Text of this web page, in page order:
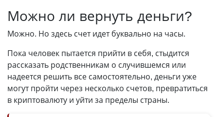
Можно ли вернуть деньги?
Можно. Но здесь счет идет буквально на часы.
Пока человек пытается прийти в себя, стыдится
рассказать родственникам о случившемся или
надеется решить все самостоятельно, деньги уже
могут пройти через несколько счетов, превратиться
в криптовалюту и уйти за пределы страны.